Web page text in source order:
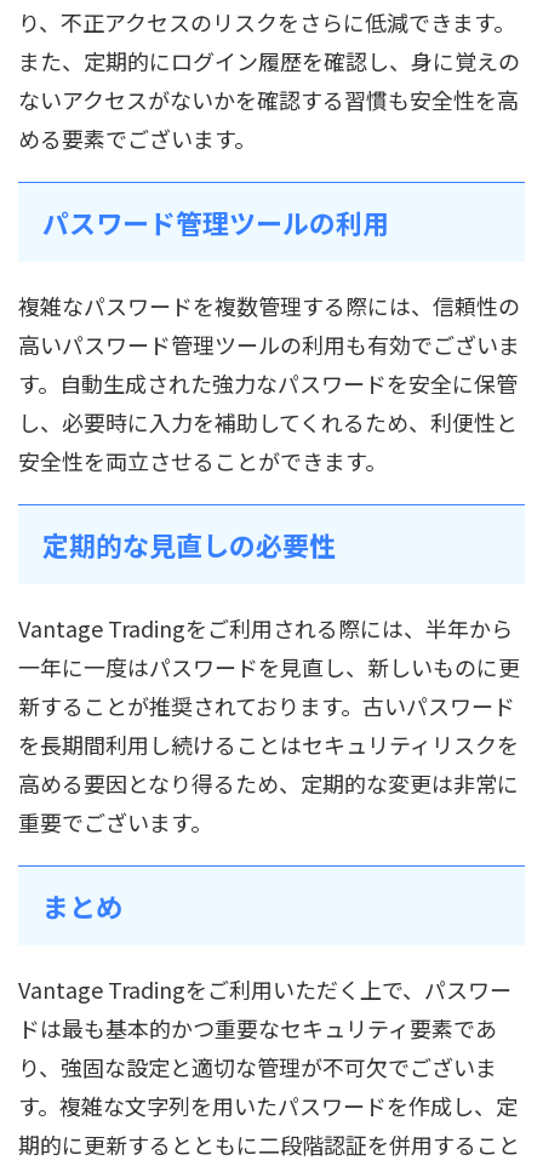
り、不正アクセスのリスクをさらに低減できます。
また、定期的にログイン履歴を確認し、身に覚えの
ないアクセスがないかを確認する習慣も安全性を高
める要素でございます。
パスワード管理ツールの利用
複雑なパスワードを複数管理する際には、信頼性の
高いパスワード管理ツールの利用も有効でございま
す。自動生成された強力なパスワードを安全に保管
し、必要時に入力を補助してくれるため、利便性と
安全性を両立させることができます。
定期的な見直しの必要性
Vantage Tradingをご利用される際には、半年から
一年に一度はパスワードを見直し、新しいものに更
新することが推奨されております。古いパスワード
を長期間利用し続けることはセキュリティリスクを
高める要因となり得るため、定期的な変更は非常に
重要でございます。
まとめ
Vantage Tradingをご利用いただく上で、パスワー
ドは最も基本的かつ重要なセキュリティ要素であ
り、強固な設定と適切な管理が不可欠でございま
す。複雑な文字列を用いたパスワードを作成し、定
期的に更新するとともに二段階認証を併用すること